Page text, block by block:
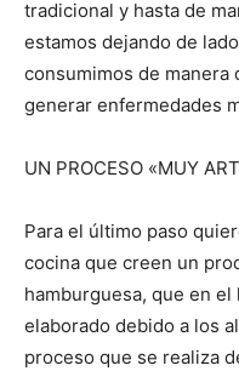
tradicional y hasta de
estamos dejando de
consumimos de manera
generar enfermedades
UN PROCESO «MUY
Para el último paso
cocina que creen un
hamburguesa, que en
elaborado debido a los
proceso que se realiza